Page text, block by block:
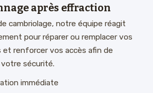
après effraction
cambriolage, notre équipe réagit
pour réparer ou remplacer vos
et renforcer vos accès afin de
sécurité.
immédiate